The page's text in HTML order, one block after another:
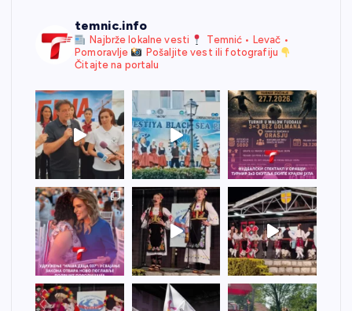
temnic.info
Najbrže lokalne vesti
Temnić • Levač •
Pomoravlje
Pošaljite vest ili fotografiju
Čitajte na portalu